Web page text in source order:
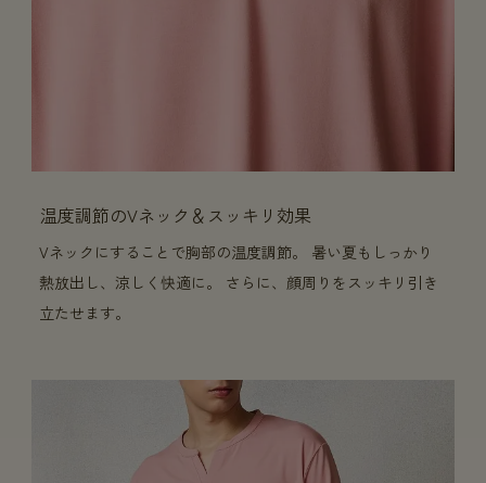
温度調節のVネック＆スッキリ効果
Vネックにすることで胸部の温度調節。 暑い夏もしっかり
熱放出し、涼しく快適に。 さらに、顔周りをスッキリ引き
立たせます。